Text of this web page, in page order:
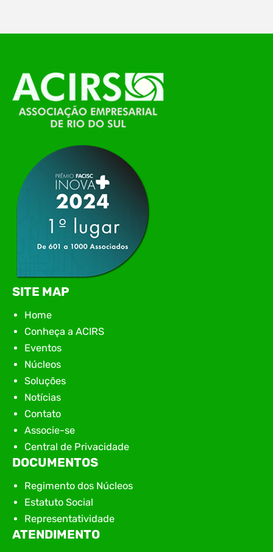
O Polo ACATE-ACIRS, por meio do NIAVI – Núcleo
de Tecnologia da Informação do Alto Vale do
Itajaí, realizou, no dia 21 de julho, o evento
Conexão Tech NIAVI, reunindo empresas de
tecnologia da região para uma noite de
apresentação de novas iniciativas para o setor. O
encontro aconteceu em Rio…
SITE MAP
Home
Conheça a ACIRS
Eventos
Núcleos
Soluções
Notícias
Contato
Associe-se
Central de Privacidade
DOCUMENTOS
Regimento dos Núcleos
Estatuto Social
Representatividade
ATENDIMENTO